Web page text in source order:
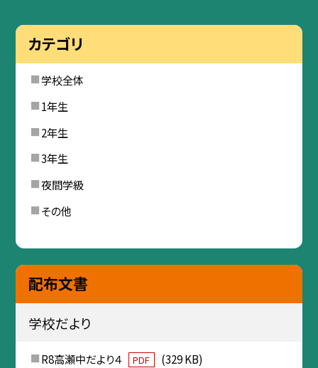
カテゴリ
学校全体
1年生
2年生
3年生
夜間学級
その他
配布文書
学校だより
R8高瀬中だより４ PDF (329 KB)